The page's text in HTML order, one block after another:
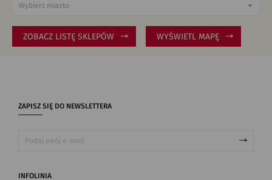
ZOBACZ LISTĘ SKLEPÓW WYŚWIETL MAPĘ
ZAPISZ SIĘ DO NEWSLETTERA
INFOLINIA